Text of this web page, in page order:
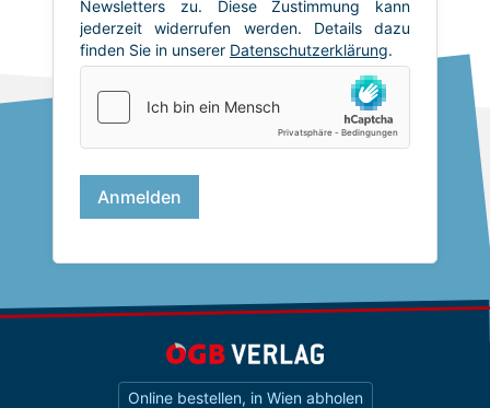
Online bestellen, in Wien abholen